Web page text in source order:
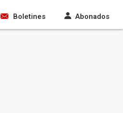
Boletines Abonados